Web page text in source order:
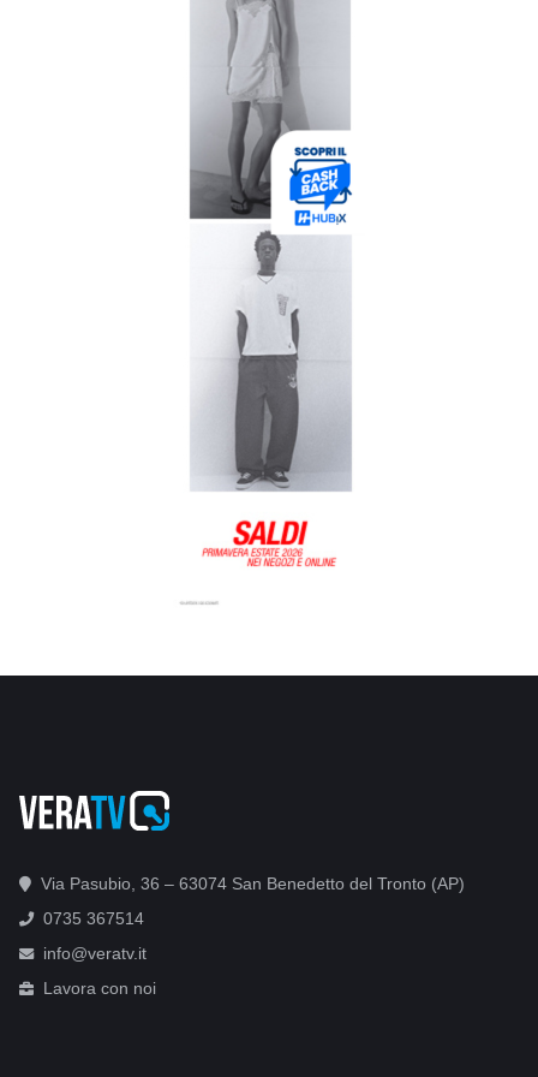
Via Pasubio, 36 – 63074 San Benedetto del Tronto (AP)
0735 367514
info@veratv.it
Lavora con noi